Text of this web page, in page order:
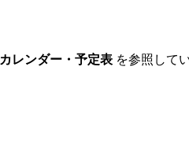
カレンダー・予定表 を参照して